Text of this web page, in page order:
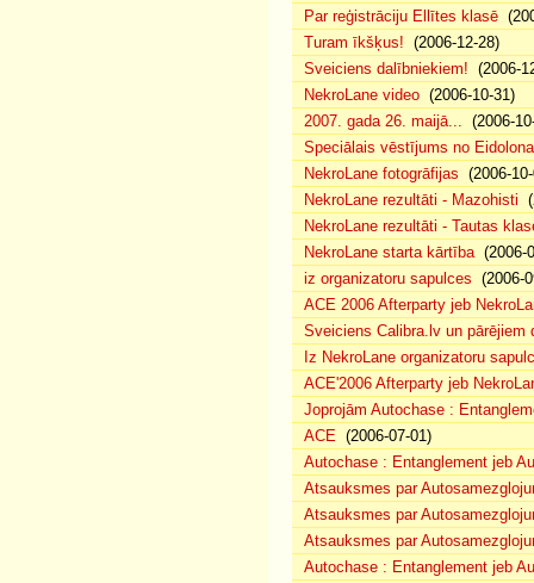
Par reģistrāciju Ellītes klasē
Turam īkšķus! (2006-12-28)
Sveiciens dalībniekiem! (2006-
NekroLane video (2006-10-31)
2007. gada 26. maijā... (2006-
Speciālais vēstījums no Eidolona
NekroLane fotogrāfijas (2006-
NekroLane rezultāti - Mazohisti
NekroLane rezultāti - Tautas
NekroLane starta kārtība(2006-
iz organizatoru sapulces (2006-
ACE 2006 Afterparty jeb
Sveiciens Calibra.lv un pārējiem
Iz NekroLane organizatoru
ACE'2006 Afterparty jeb
Joprojām Autochase :
ACE (2006-07-01)
Autochase : Entanglement jeb
Atsauksmes par
Atsauksmes par
Atsauksmes par
Autochase : Entanglement jeb